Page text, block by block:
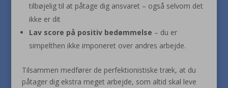
tilbøjelig til at påtage dig ansvaret – også selvom det
ikke er dit
Lav score på positiv bedømmelse – du er
simpelthen ikke imponeret over andres arbejde.
Tilsammen medfører de perfektionistiske træk, at du
påtager dig ekstra meget arbejde, som altid skal leve